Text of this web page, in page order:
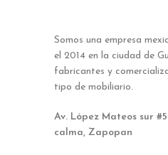
Somos una empresa
el 2014 en la ciudad de
fabricantes y
tipo de mobiliario.
Av. López Mateos sur
calma, Zapopan